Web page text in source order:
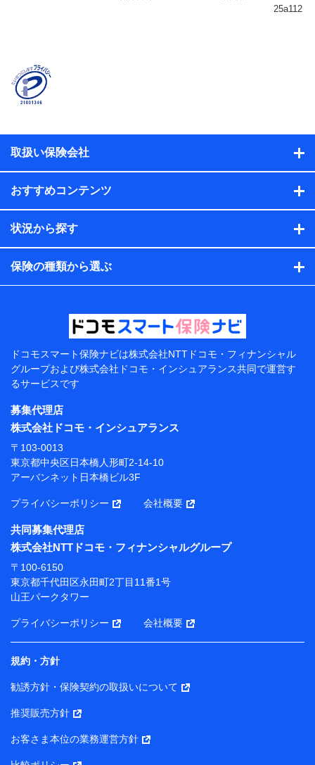
名、住所、生年月日、性別、保険契約者と被保険者の関
係、保険加入の目的、保険商品の内容、保険料、保険料
のお支払方法、車のメーカーや走行距離などの情報、建
ル内容や送信履歴の情報及び保険の更改案内等を提供し
保険契約情報
当社または株式会社NTTドコモ・フィナンシャルグルー
プが取得し、又は保有する保険契約に関する情報。例と
して、保険契約者及び被保険者の氏名、住所、生年月
日、性別、保険契約者と被保険者の関係、保険加入の目
的、保険商品の内容、保険料、保険料のお支払方法、車
のメーカーや走行距離などの情報、建物の構造や築年数
などの情報、ペットの種類や年齢などの情報などが含ま
提供当事者から受領当事者が個人データを取得する方法
電子的・電磁的方法等
【共同して利用する者の範囲】
当社
株式会社NTTドコモ・フィナンシャルグループ
【利用目的】
当社または株式会社NTTドコモ・フィナンシャルグルー
プが提供する保険関連サービスにおけるユーザー登録受
付および管理のため
当社または株式会社NTTドコモ・フィナンシャルグルー
携会社の保険その他に関する情報を提供するため、また
維持管理等の委託業務遂行のため、またそれらに付帯、
関連する当社または株式会社NTTドコモ・フィナンシャ
ルグループおよび提携会社のサービスを案内、提供する
ため
（各サービスで取得したサービス利用履歴、ウェブサイ
トの閲覧履歴、購買履歴、ご契約内容等のパーソナルデ
ータを分析して、お客さまの趣味・嗜好・傾向に応じた
サービス・商品等に関するご提案や広告の配信等を行う
ことがあります。）
各種セミナーの開催のため
コンサルティングサービスの実施のため
アンケートやキャンペーン等の実施のため
上記に係る案内・手続き・管理等付帯業務を行うため
所・代表者名】
取扱い保険会社
おすすめコンテンツ
状況から探す
保険の種類から選ぶ
ドコモスマート保険ナビは株式会社NTTドコモ・フィナンシャル
グループおよび株式会社ドコモ・インシュアランス共同で運営す
るサービスです
募集代理店
株式会社ドコモ・インシュアランス
〒103-0013
東京都中央区日本橋人形町2-14-10
アーバンネット日本橋ビル3F
プライバシーポリシー 会社概要
共同募集代理店
株式会社NTTドコモ・フィナンシャルグループ
〒100-6150
東京都千代田区永田町2丁目11番1号
山王パークタワー
プライバシーポリシー 会社概要
規約・方針
勧誘方針・保険契約の取扱いについて
推奨販売方針
お客さま本位の業務運営方針